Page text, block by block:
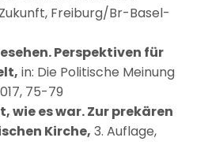
Freiburg/Br-Basel-
Perspektiven für
in: Die Politische Meinung
75-79
wie es war. Zur prekären
Kirche, 3. Auflage,